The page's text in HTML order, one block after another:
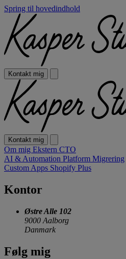
Spring til hovedindhold
Kontakt mig
Kontakt mig
Om mig Ekstern CTO
AI & Automation Platform Migrering
Custom Apps Shopify Plus
Kontor
Østre Alle 102
9000 Aalborg
Danmark
Følg mig